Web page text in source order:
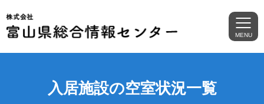
MENU
入居施設の空室状況一覧